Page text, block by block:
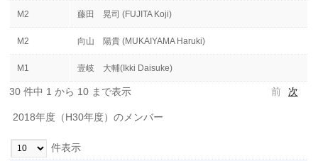
M2 藤田 晃司 (FUJITA Koji)
M2 向山 陽貴 (MUKAIYAMA Haruki)
M1 壹岐 大輔(Ikki Daisuke)
30 件中 1 から 10 まで表示 前 次
2018年度（H30年度）のメンバー
件表示